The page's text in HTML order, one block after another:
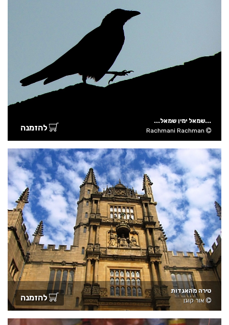
...שמאל ימין שמאל...
Rachmani Rachman
להזמנה
טירה מהאגדות
אור קוגן
להזמנה